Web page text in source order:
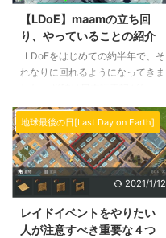
にはある程度特徴があるのです。
例えば緑ピンのままの立ち回りで
赤ピンへ行くとロストするか逃げ
たなくてはならなくなるでしょ
う。 そこで今回は初心者の方で
ます。 始めてマップに出る時や
...
【LDoE】maamの立ち回
り、やっていることの紹介
LDoEをはじめての約半年で、そ
れなりに回れるようになってきま
ごくわずかでした。その後日本語
アップデートに伴いプレーヤーが
一気に増え、今では多くのプレー
ヤーがこのLDoEを楽しんでいま
す。 最近始めた人にとって、前
からやっている人の銃の多さや攻
略度に戸惑っている人もいるでし
ょう。事実そのような質問はよく
地球最後の日[Last Day on Earth]
2021/1/12
レイドイベントをやりたい
人が注意すべき重要な４つ